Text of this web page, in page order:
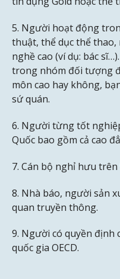
5. Người hoạt động
thuật, thể dục thể thao,
nghề cao (ví dụ: bác
trong nhóm đối tượng
môn cao hay không,
sứ quán.
6. Người từng tốt
Quốc bao gồm cả cao
7. Cán bộ nghỉ hưu
8. Nhà báo, người sản
quan truyền thông.
9. Người có quyền định
quốc gia OECD.